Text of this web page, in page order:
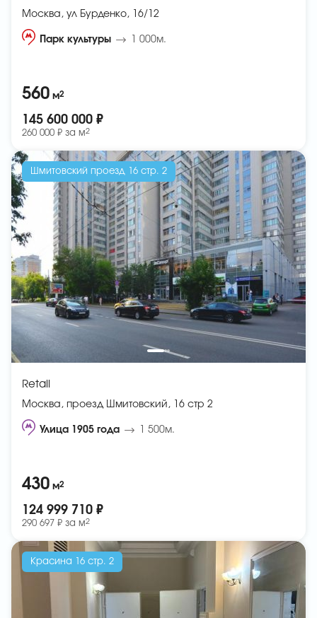
Москва, ул Бурденко, 16/12
Парк культуры 1 000м.
560 м2
145 600 000 ₽
260 000 ₽ за м2
Шмитовский проезд 16 стр. 2
Retail
Москва, проезд Шмитовский, 16 стр 2
Улица 1905 года 1 500м.
430 м2
124 999 710 ₽
290 697 ₽ за м2
Красина 16 стр. 2